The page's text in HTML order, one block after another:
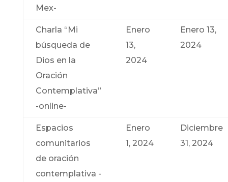
Mex-
Charla “Mi
búsqueda de
Dios en la
Oración
Contemplativa”
-online-
Enero
13,
2024
Enero 13,
2024
Espacios
comunitarios
de oración
contemplativa -
Enero
1, 2024
Diciembre
31, 2024